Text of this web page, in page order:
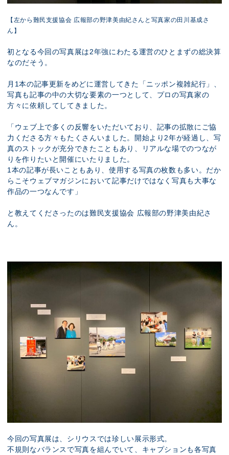
【左から難民支援協会 広報部の野津美由紀さんと写真家の田川基成さ
ん】
初となる今回の写真展は2年強にわたる運営のひとまずの総決算
なのだそう。
月1本の記事更新をめどに運営してきた「ニッポン複雑紀行」、
写真も記事の中の大切な要素の一つとして、プロの写真家の
方々に依頼してしてきました。
「ウェブ上で多くの反響をいただいており、記事の拡散にご協
力くださる方々もたくさんいました。開始より2年が経過し、写
真のストックが充分できたこともあり、リアルな場でのつなが
りを作りたいと開催にいたりました。
1本の記事が長いこともあり、使用する写真の枚数も多い。だか
らこそウェブマガジンにおいて記事だけではなく写真も大事な
作品の一つなんです」
と教えてくださったのは難民支援協会 広報部の野津美由紀さ
ん。
今回の写真展は、シリウスでは珍しい展示形式。
不規則なバランスで写真を組んでいて、キャプションも各写真